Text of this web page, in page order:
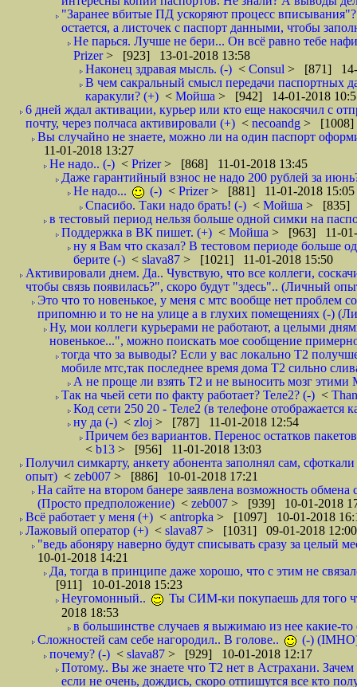
"Заранее вбитые ПД ускоряют процесс
остается, а листочек с паспорт данными, чтобы
Не парься. Лучше не бери... Он всё равно тебе
Prizer> [923] 13-01-2018 13:58
Наконец здравая мысль. (-) < Consul > [871] 14-
В чем сакральный смысл передачи паспортных
каракули? (+) < Мойша > [942] 14-01-2018
6 дней ждал активации, курьер или кто еще накосячил с
почту, через полчаса активировали (+) < necoandg > [1008]
Вы случайно не знаете, можно ли на один паспорт
11-01-2018 13:27
Не надо.. (-) < Prizer> [868] 11-01-2018 13:45
Даже гарантийный взнос не надо 200 рублей за
Не надо...
(-) < Prizer> [881] 11-01-2018 15:05
Спасибо. Таки надо брать! (-) < Мойша > [835]
в тестовый период нельзя больше одной симки на
Поддержка в ВК пишет. (+) < Мойша > [963] 11-01-
ну я Вам что сказал? В тестовом периоде больше
берите (-) < slava87 > [1021] 11-01-2018 15:50
Активировали днем. Да.. Чувствую, что все коллеги,
чтобы связь появилась?", скоро будут "здесь".. (Личный
Это что то новенькое, у меня с мтс вообще нет проблем
припомню и то не на улице а в глухих помещениях (-)
Ну, мои коллеги курьерами не работают, а целыми
новенькое...", можно поискать мое сообщение
тогда что за выводы? Если у вас локально Т2
мобиле мтс,так последнее время дома Т2 сильно
А не проще ли взять Т2 и не выносить мозг
Так на чьей сети по факту работает? Теле2? (-) <
Код сети 250 20 - Теле2 (в телефоне отображается
ну да (-) < zloj > [787] 11-01-2018 12:54
Причем без вариантов. Перенос остатков
< b13 > [956] 11-01-2018 13:03
Получил симкарту, анкету абонента заполнял сам,
опыт) < zeb007 > [886] 10-01-2018 17:21
На сайте на втором банере заявлена возможность
(Просто предположение) < zeb007 > [939] 10-01-2018
Всё работает у меня (+) < antropka > [1097] 10-01-2018
Лажовый оператор (+) < slava87 > [1031] 09-01-2018 12:00
"ведь абоняру наверно будут списывать сразу за целый
10-01-2018 14:21
Да, тогда в принципе даже хорошо, что с этим не
[911] 10-01-2018 15:23
Неугомонный..
Ты СИМ-ки покупаешь для того
2018 18:53
в большинстве случаев я выжимаю из нее какие-то
Сложностей сам себе нагородил.. В голове..
(-)
почему? (-) < slava87 > [929] 10-01-2018 12:17
Потому.. Вы же знаете что Т2 нет в Астрахани.
если не очень, дождись, скоро отпишутся все кто